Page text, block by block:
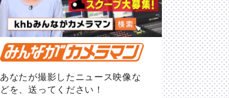
あなたが撮影したニュース映像な
どを、送ってください！